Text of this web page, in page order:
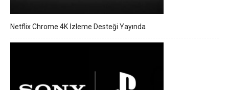
Netflix Chrome 4K İzleme Desteği Yayında